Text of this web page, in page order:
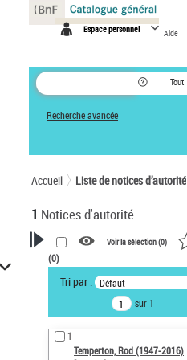
Espace personnel Aide
Tout
Recherche avancée
Accueil Liste de notices d’autorité
1 Notices d'autorité
VOTRE RECHERCHE
Recherche avancée dans les
notices d’autorité
Œuvres liées à l'auteur :
Temperton, Rod (1947-2016)
Voir la sélection (0)
(0)
Tri par : Défaut
sur 1
1
Temperton, Rod (1947-2016)
Panneau de gestion des cookies